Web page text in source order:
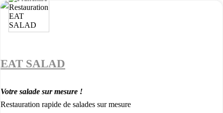
EAT SALAD
Votre salade sur mesure !
Restauration rapide de salades sur mesure